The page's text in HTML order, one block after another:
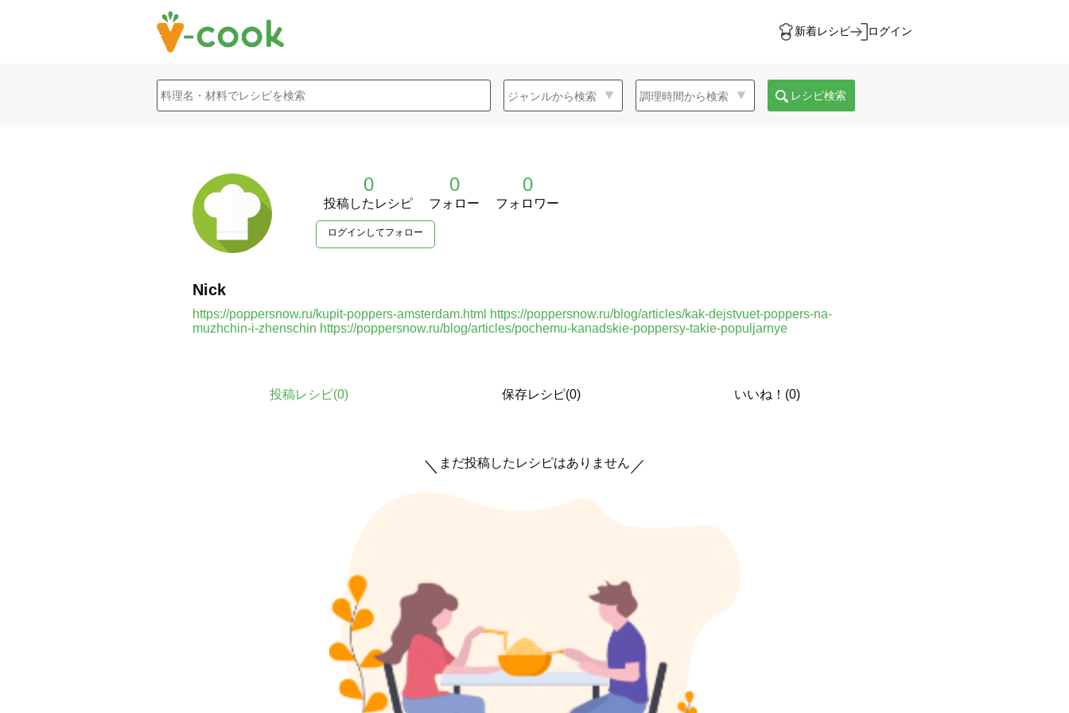
新着レシピ ログイン
レシピ検索
0
投稿したレシピ
0
フォロー
0
フォロワー
ログインしてフォロー
Nick
https://poppersnow.ru/kupit-poppers-amsterdam.html https://poppersnow.ru/blog/articles/kak-dejstvuet-poppers-na-
muzhchin-i-zhenschin https://poppersnow.ru/blog/articles/pochemu-kanadskie-poppersy-takie-populjarnye
投稿レシピ(0) 保存レシピ(0) いいね！(0)
＼ まだ投稿したレシピはありません ／